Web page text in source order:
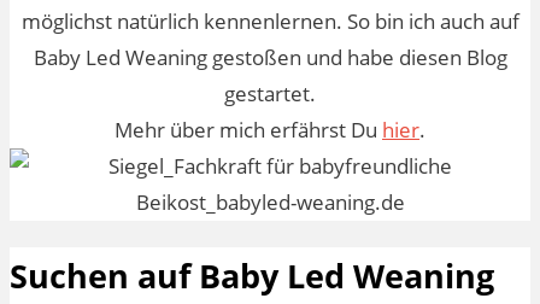
möglichst natürlich kennenlernen. So bin ich auch auf
Baby Led Weaning gestoßen und habe diesen Blog
gestartet.
Mehr über mich erfährst Du hier.
Suchen auf Baby Led Weaning